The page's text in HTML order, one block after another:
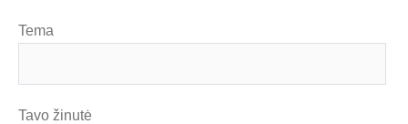
Tema
Tavo žinutė